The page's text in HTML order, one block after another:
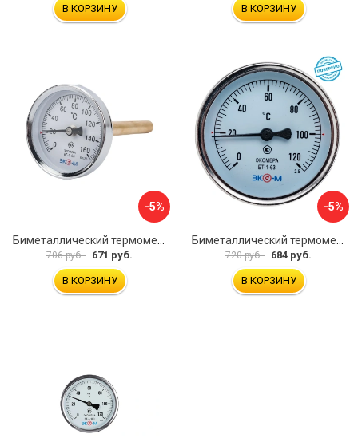
В КОРЗИНУ В КОРЗИНУ
-5%
706 руб. 671 руб.
В КОРЗИНУ
-5%
720 руб. 684 руб.
В КОРЗИНУ